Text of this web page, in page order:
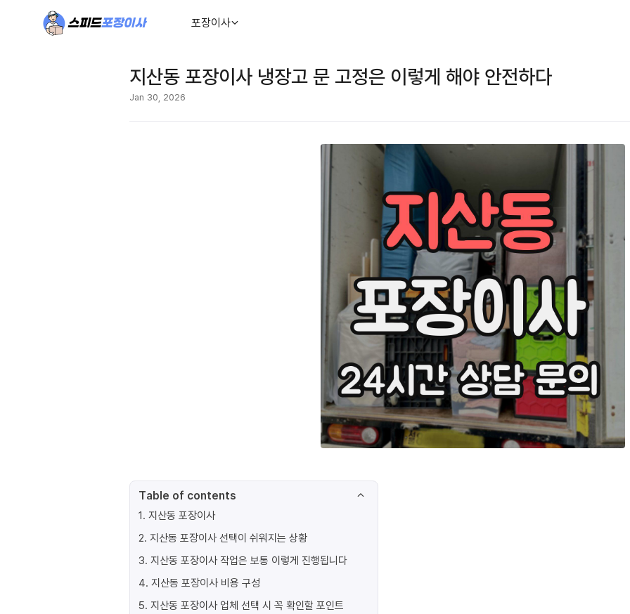
포장이사
지산동 포장이사 냉장고 문 고정은 이렇게 해야 안전하다
Jan 30, 2026
Table of contents
1. 지산동 포장이사
2. 지산동 포장이사 선택이 쉬워지는 상황
3. 지산동 포장이사 작업은 보통 이렇게 진행됩니다
4. 지산동 포장이사 비용 구성
5. 지산동 포장이사 업체 선택 시 꼭 확인할 포인트